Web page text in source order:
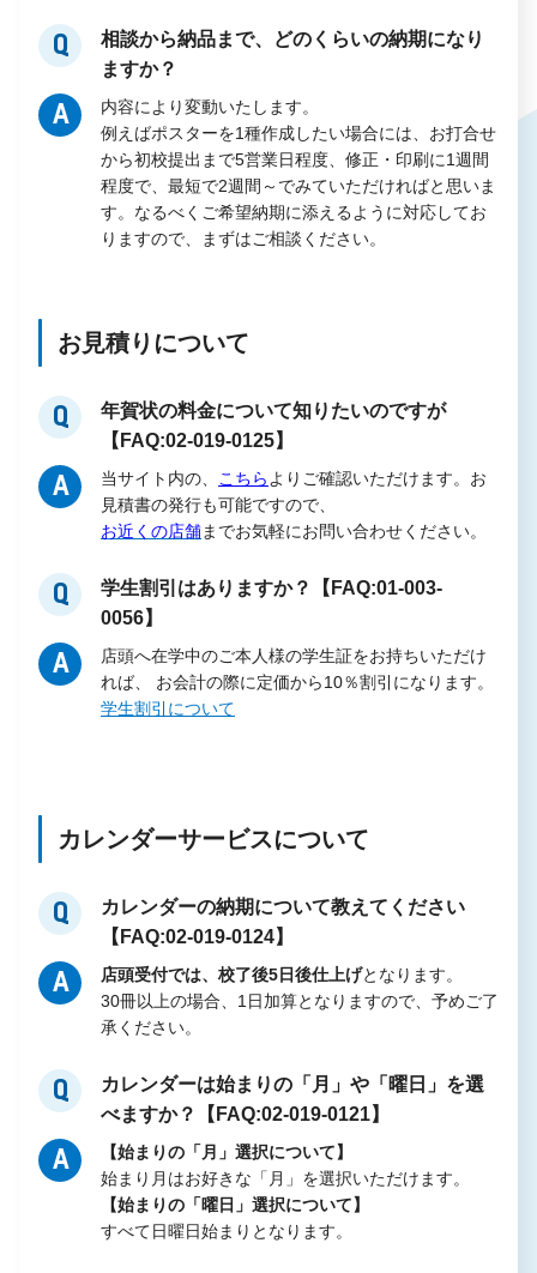
Q
相談から納品まで、どのくらいの納期になり
ますか？
A
内容により変動いたします。
例えばポスターを1種作成したい場合には、お打合せ
から初校提出まで5営業日程度、修正・印刷に1週間
程度で、最短で2週間～でみていただければと思いま
す。なるべくご希望納期に添えるように対応してお
りますので、まずはご相談ください。
お見積りについて
Q
年賀状の料金について知りたいのですが
【FAQ:02-019-0125】
A 当サイト内の、 こちら よりご確認いただけます。お
見積書の発行も可能ですので、
お近くの店舗までお気軽にお問い合わせください。
Q
学生割引はありますか？【FAQ:01-003-
0056】
A
店頭へ在学中のご本人様の学生証をお持ちいただけ
れば、 お会計の際に定価から10％割引になります。
学生割引について
カレンダーサービスについて
Q
カレンダーの納期について教えてください
【FAQ:02-019-0124】
A 店頭受付では、校了後5日後仕上げとなります。
30冊以上の場合、1日加算となりますので、予めご了
承ください。
Q
カレンダーは始まりの「月」や「曜日」を選
べますか？【FAQ:02-019-0121】
A
【始まりの「月」選択について】
始まり月はお好きな「月」を選択いただけます。
【始まりの「曜日」選択について】
すべて日曜日始まりとなります。